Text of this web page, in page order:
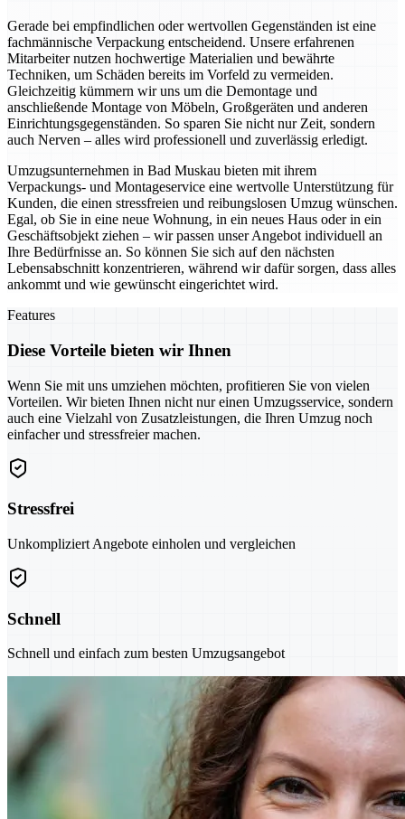
Gerade bei empfindlichen oder wertvollen Gegenständen ist eine
fachmännische Verpackung entscheidend. Unsere erfahrenen
Mitarbeiter nutzen hochwertige Materialien und bewährte
Techniken, um Schäden bereits im Vorfeld zu vermeiden.
Gleichzeitig kümmern wir uns um die Demontage und
anschließende Montage von Möbeln, Großgeräten und anderen
Einrichtungsgegenständen. So sparen Sie nicht nur Zeit, sondern
auch Nerven – alles wird professionell und zuverlässig erledigt.
Umzugsunternehmen in Bad Muskau bieten mit ihrem
Verpackungs- und Montageservice eine wertvolle Unterstützung für
Kunden, die einen stressfreien und reibungslosen Umzug wünschen.
Egal, ob Sie in eine neue Wohnung, in ein neues Haus oder in ein
Geschäftsobjekt ziehen – wir passen unser Angebot individuell an
Ihre Bedürfnisse an. So können Sie sich auf den nächsten
Lebensabschnitt konzentrieren, während wir dafür sorgen, dass alles
ankommt und wie gewünscht eingerichtet wird.
Features
Diese Vorteile bieten wir Ihnen
Wenn Sie mit uns umziehen möchten, profitieren Sie von vielen
Vorteilen. Wir bieten Ihnen nicht nur einen Umzugsservice, sondern
auch eine Vielzahl von Zusatzleistungen, die Ihren Umzug noch
einfacher und stressfreier machen.
Stressfrei
Unkompliziert Angebote einholen und vergleichen
Schnell
Schnell und einfach zum besten Umzugsangebot